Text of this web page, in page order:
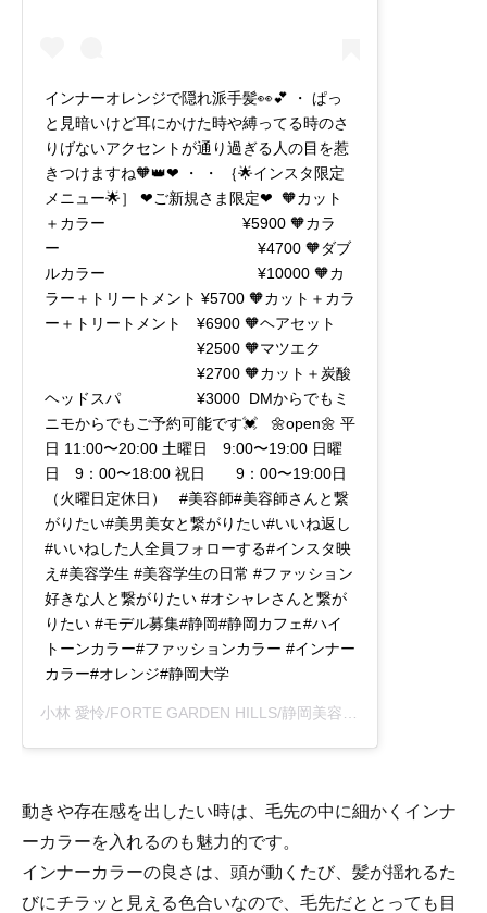
インナーオレンジで隠れ派手髪👀💕 ・ ぱっ
と見暗いけど耳にかけた時や縛ってる時のさ
りげないアクセントが通り過ぎる人の目を惹
きつけますね🧡👑❤︎ ・ ・ ｛🌟インスタ限定
メニュー🌟］ ❤︎ご新規さま限定❤︎ 🧡カット
＋カラー ¥5900 🧡カラ
ー ¥4700 🧡ダブ
ルカラー ¥10000 🧡カ
ラー＋トリートメント ¥5700 🧡カット＋カラ
ー＋トリートメント ¥6900 🧡ヘアセット
¥2500 🧡マツエク
¥2700 🧡カット＋炭酸
ヘッドスパ ¥3000 DMからでもミ
ニモからでもご予約可能です💓 🌼open🌼 平
日 11:00〜20:00 土曜日 9:00〜19:00 日曜
日 9：00〜18:00 祝日 9：00〜19:00日
（火曜日定休日） #美容師#美容師さんと繋
がりたい#美男美女と繋がりたい#いいね返し
#いいねした人全員フォローする#インスタ映
え#美容学生 #美容学生の日常 #ファッション
好きな人と繋がりたい #オシャレさんと繋が
りたい #モデル募集#静岡#静岡カフェ#ハイ
トーンカラー#ファッションカラー #インナー
カラー#オレンジ#静岡大学
動きや存在感を出したい時は、毛先の中に細かくインナ
ーカラーを入れるのも魅力的です。
インナーカラーの良さは、頭が動くたび、髪が揺れるた
びにチラッと見える色合いなので、毛先だととっても目